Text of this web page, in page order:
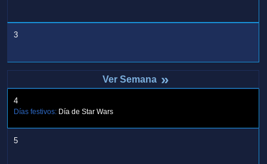
3
»
4
Días festivos: Día de Star Wars
5